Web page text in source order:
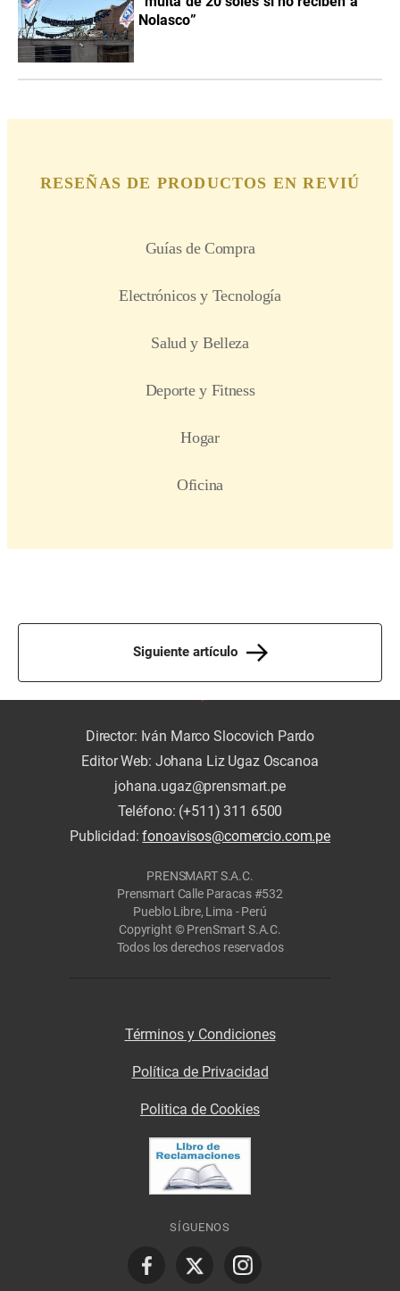
Nolasco”
Siguiente artículo
Director: Iván Marco Slocovich Pardo
Editor Web: Johana Liz Ugaz Oscanoa
johana.ugaz@prensmart.pe
Teléfono: (+511) 311 6500
Publicidad:fonoavisos@comercio.com.pe
PRENSMART S.A.C.
Prensmart Calle Paracas #532
Pueblo Libre, Lima - Perú
Copyright © PrenSmart S.A.C.
Todos los derechos reservados
Términos y Condiciones
Política de Privacidad
Politica de Cookies
SÍGUENOS